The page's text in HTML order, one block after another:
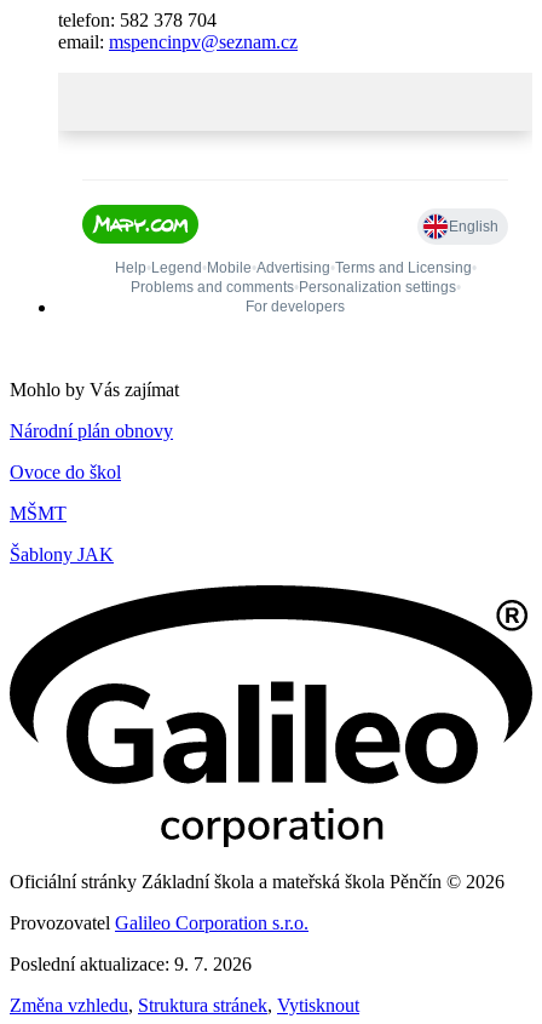
telefon: 582 378 704
email: mspencinpv@seznam.cz
Mohlo by Vás zajímat
Národní plán obnovy
Ovoce do škol
MŠMT
Šablony JAK
Oficiální stránky Základní škola a mateřská škola Pěnčín © 2026
Provozovatel Galileo Corporation s.r.o.
Poslední aktualizace: 9. 7. 2026
Změna vzhledu, Struktura stránek, Vytisknout